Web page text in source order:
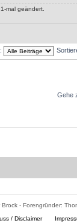
mal geändert.
Gehe
- Forengründer:
/ Disclaimer